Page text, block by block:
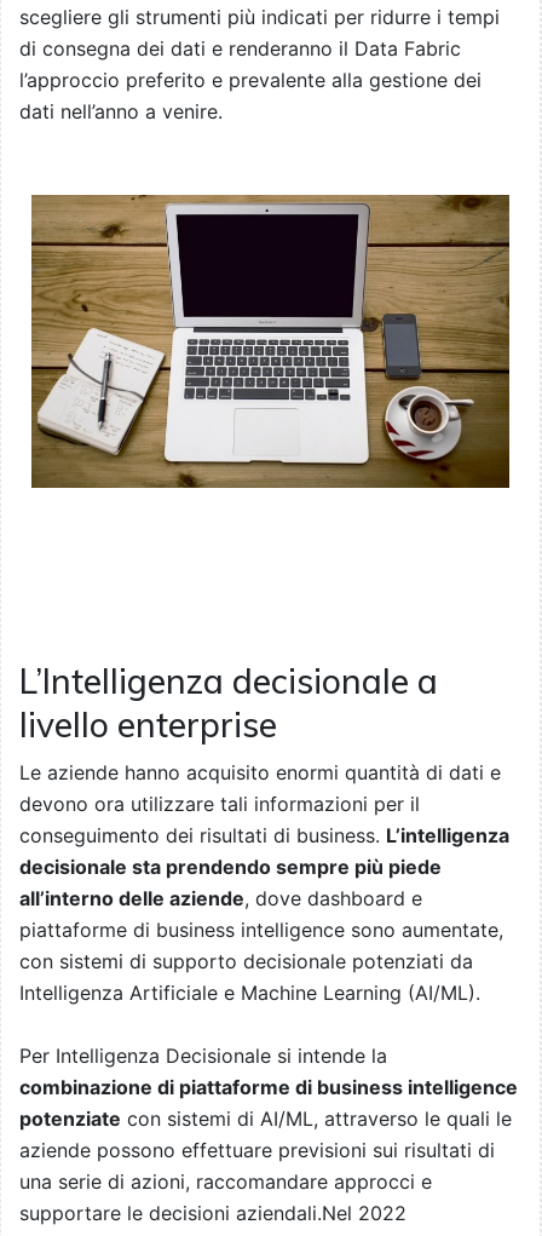
scegliere gli strumenti più indicati per ridurre i tempi
di consegna dei dati e renderanno il Data Fabric
l’approccio preferito e prevalente alla gestione dei
dati nell’anno a venire.
L’Intelligenza decisionale a
livello enterprise
Le aziende hanno acquisito enormi quantità di dati e
devono ora utilizzare tali informazioni per il
conseguimento dei risultati di business. L’intelligenza
decisionale sta prendendo sempre più piede
all’interno delle aziende, dove dashboard e
piattaforme di business intelligence sono aumentate,
con sistemi di supporto decisionale potenziati da
Intelligenza Artificiale e Machine Learning (AI/ML).
Per Intelligenza Decisionale si intende la
combinazione di piattaforme di business intelligence
potenziate con sistemi di AI/ML, attraverso le quali le
aziende possono effettuare previsioni sui risultati di
una serie di azioni, raccomandare approcci e
supportare le decisioni aziendali.Nel 2022